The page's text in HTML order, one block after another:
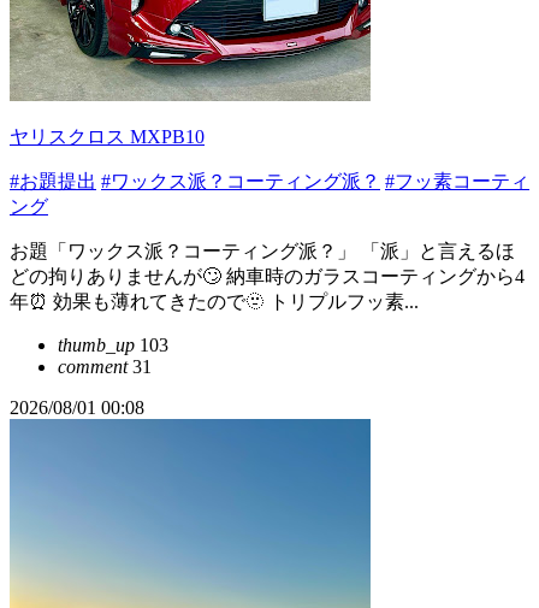
ヤリスクロス MXPB10
#お題提出 #ワックス派？コーティング派？ #フッ素コーティ
ング
お題「ワックス派？コーティング派？」 「派」と言えるほ
どの拘りありませんが🙄 納車時のガラスコーティングから4
年⏰ 効果も薄れてきたので🫥 トリプルフッ素...
thumb_up 103
comment31
2026/08/01 00:08